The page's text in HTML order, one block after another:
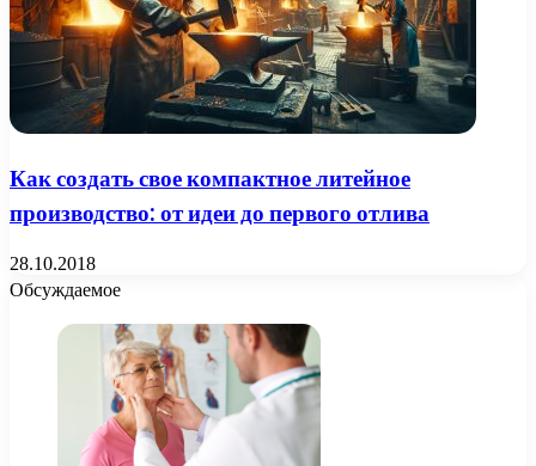
Как создать свое компактное литейное
производство: от идеи до первого отлива
28.10.2018
Обсуждаемое